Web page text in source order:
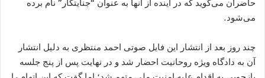
حاضران می‌گوید که در آینده از آنها به عنوان “جنایتکار” نام برده
می‌شود.
چند روز بعد از انتشار این فایل صوتی احمد منتظری به دلیل انتشار
آن به دادگاه ویژه روحانیت احضار شد و در نهایت پس از پنج جلسه